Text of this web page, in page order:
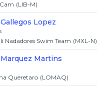
(LIB-M)
Gallegos Lopez
Nadadores Swim Team (MXL-N)
Marquez Martins
Queretaro (LOMAQ)